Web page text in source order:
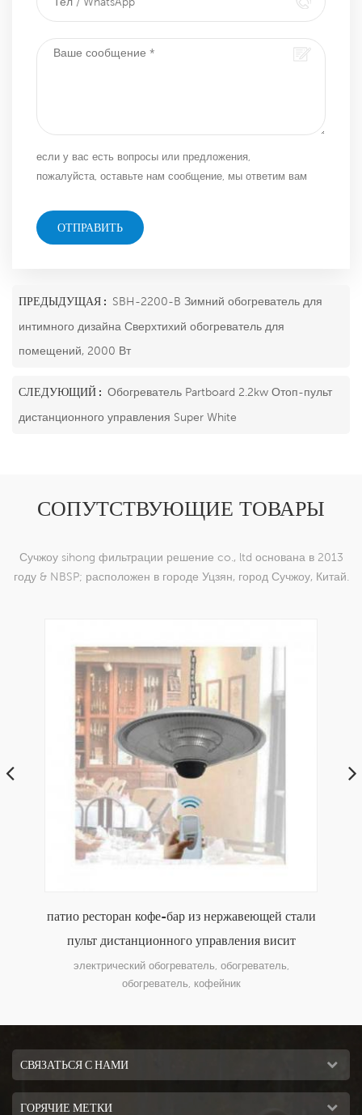
если у вас есть вопросы или предложения,
пожалуйста, оставьте нам сообщение, мы ответим вам
ОТПРАВИТЬ
ПРЕДЫДУЩАЯ : SBH-2200-B Зимний обогреватель для
интимного дизайна Сверхтихий обогреватель для
помещений, 2000 Вт
СЛЕДУЮЩИЙ : Обогреватель Partboard 2.2kw Отоп-пульт
дистанционного управления Super White
СОПУТСТВУЮЩИЕ ТОВАРЫ
Сучжоу sihong фильтрации решение co., ltd основана в 2013
году & NBSP; расположен в городе Уцзян, город Сучжоу, Китай.
патио ресторан кофе-бар из нержавеющей стали
пульт дистанционного управления висит
электрический обогреватель
электрический обогреватель, обогреватель,
обогреватель, кофейник
СВЯЗАТЬСЯ С НАМИ
ГОРЯЧИЕ МЕТКИ